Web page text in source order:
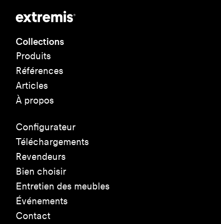
Collections
Produits
Références
Articles
À propos
Configurateur
Téléchargements
Revendeurs
Bien choisir
Entretien des meubles
Événements
Contact